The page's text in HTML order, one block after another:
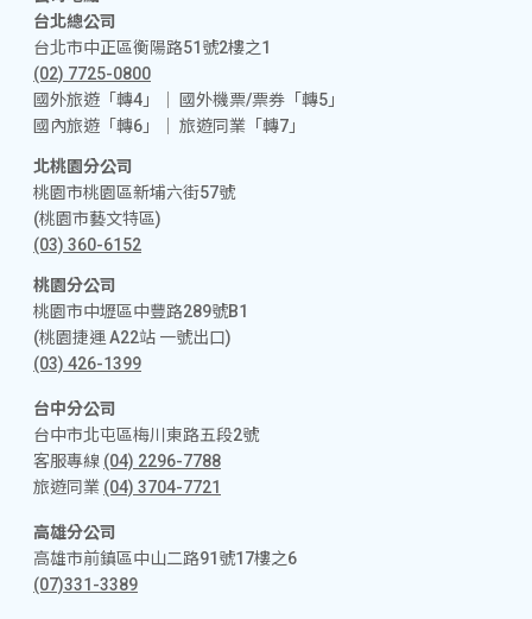
台北總公司
台北市中正區衡陽路51號2樓之1
(02) 7725-0800
國外旅遊「轉4」│ 國外機票/票券「轉5」
國內旅遊「轉6」│ 旅遊同業「轉7」
北桃園分公司
桃園市桃園區新埔六街57號
(桃園市藝文特區)
(03) 360-6152
桃園分公司
桃園市中壢區中豐路289號B1
(桃園捷運 A22站 一號出口)
(03) 426-1399
台中分公司
台中市北屯區梅川東路五段2號
客服專線 (04) 2296-7788
旅遊同業 (04) 3704-7721
高雄分公司
高雄市前鎮區中山二路91號17樓之6
(07)331-3389